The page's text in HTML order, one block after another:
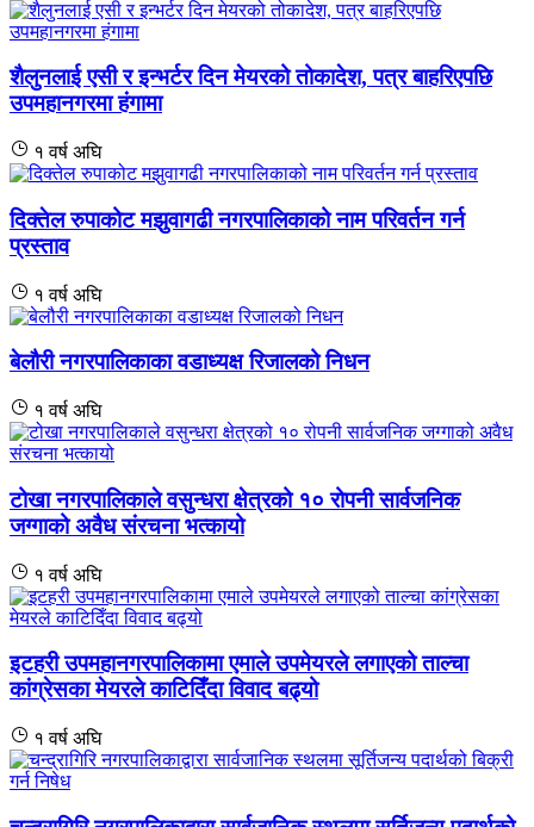
शैलुनलाई एसी र इन्भर्टर दिन मेयरको तोकादेश, पत्र बाहरिएपछि
उपमहानगरमा हंगामा
१ वर्ष अघि
दिक्तेल रुपाकोट मझुवागढी नगरपालिकाको नाम परिवर्तन गर्न
प्रस्ताव
१ वर्ष अघि
बेलौरी नगरपालिकाका वडाध्यक्ष रिजालको निधन
१ वर्ष अघि
टोखा नगरपालिकाले वसुन्धरा क्षेत्रको १० रोपनी सार्वजनिक
जग्गाको अवैध संरचना भत्कायो
१ वर्ष अघि
इटहरी उपमहानगरपालिकामा एमाले उपमेयरले लगाएको ताल्चा
कांग्रेसका मेयरले काटिदिँदा विवाद बढ्यो
१ वर्ष अघि